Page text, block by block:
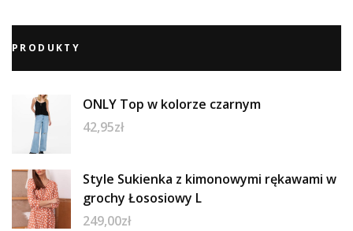
PRODUKTY
ONLY Top w kolorze czarnym
42,95zł
Style Sukienka z kimonowymi rękawami w
grochy Łososiowy L
249,00zł